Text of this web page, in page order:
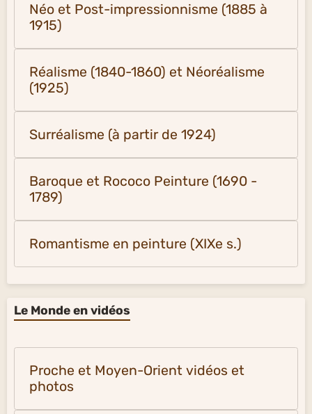
Néo et Post-impressionnisme (1885 à
1915)
Réalisme (1840-1860) et Néoréalisme
(1925)
Surréalisme (à partir de 1924)
Baroque et Rococo Peinture (1690 -
1789)
Romantisme en peinture (XIXe s.)
Le Monde en vidéos
Proche et Moyen-Orient vidéos et
photos